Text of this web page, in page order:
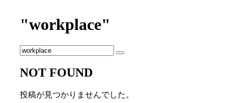
"workplace"
NOT FOUND
投稿が見つかりませんでした。